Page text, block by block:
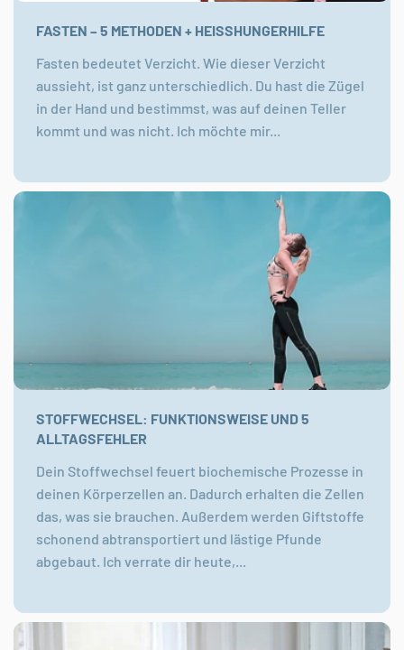
FASTEN – 5 METHODEN + HEISSHUNGERHILFE
Fasten bedeutet Verzicht. Wie dieser Verzicht
aussieht, ist ganz unterschiedlich. Du hast die Zügel
in der Hand und bestimmst, was auf deinen Teller
kommt und was nicht. Ich möchte mir...
STOFFWECHSEL: FUNKTIONSWEISE UND 5
ALLTAGSFEHLER
Dein Stoffwechsel feuert biochemische Prozesse in
deinen Körperzellen an. Dadurch erhalten die Zellen
das, was sie brauchen. Außerdem werden Giftstoffe
schonend abtransportiert und lästige Pfunde
abgebaut. Ich verrate dir heute,...